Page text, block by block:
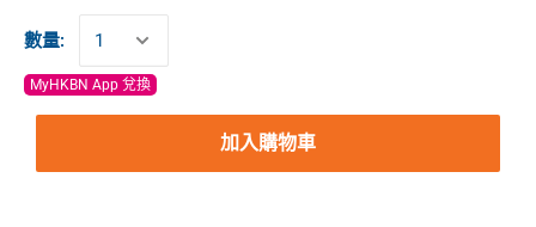
數量:
MyHKBN App 兌換
加入購物車